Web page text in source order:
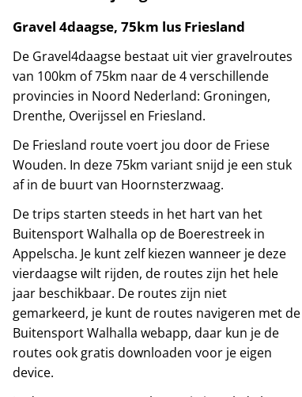
Gravel 4daagse, 75km lus Friesland
De Gravel4daagse bestaat uit vier gravelroutes
van 100km of 75km naar de 4 verschillende
provincies in Noord Nederland: Groningen,
Drenthe, Overijssel en Friesland.
De Friesland route voert jou door de Friese
Wouden. In deze 75km variant snijd je een stuk
af in de buurt van Hoornsterzwaag.
De trips starten steeds in het hart van het
Buitensport Walhalla op de Boerestreek in
Appelscha. Je kunt zelf kiezen wanneer je deze
vierdaagse wilt rijden, de routes zijn het hele
jaar beschikbaar. De routes zijn niet
gemarkeerd, je kunt de routes navigeren met de
Buitensport Walhalla webapp, daar kun je de
routes ook gratis downloaden voor je eigen
device.